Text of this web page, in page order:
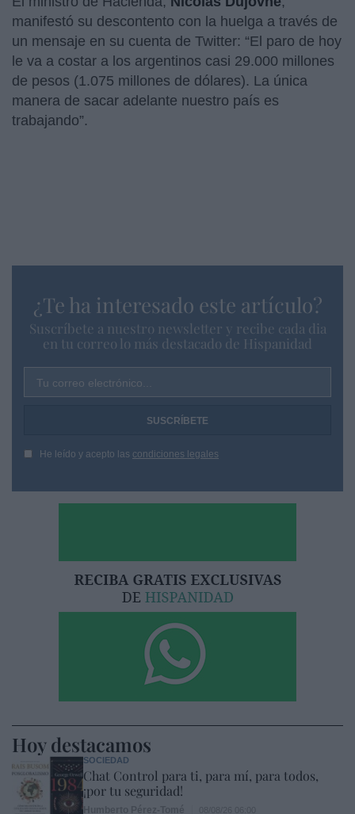
manifestó su descontento con la huelga a través de
un mensaje en su cuenta de Twitter: “El paro de hoy
le va a costar a los argentinos casi 29.000 millones
de pesos (1.075 millones de dólares). La única
manera de sacar adelante nuestro país es
trabajando”.
¿Te ha interesado este artículo?
Suscríbete a nuestro newsletter y recibe cada dia
en tu correo lo más destacado de Hispanidad
Tu correo electrónico...
He leído y acepto las condiciones legales
Hoy destacamos
SOCIEDAD
Chat Control para ti, para mí, para todos,
¡por tu seguridad!